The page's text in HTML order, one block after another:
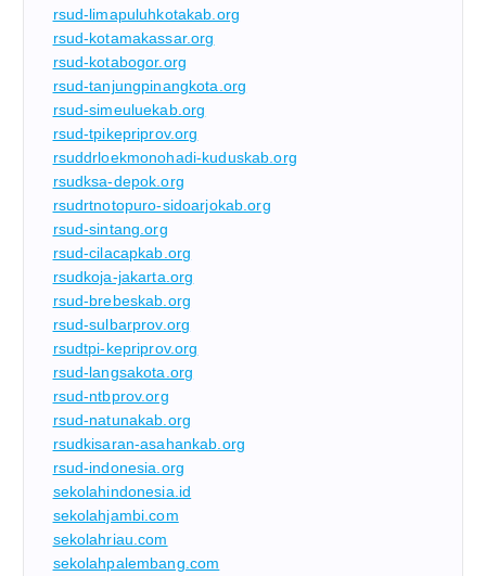
rsud-limapuluhkotakab.org
rsud-kotamakassar.org
rsud-kotabogor.org
rsud-tanjungpinangkota.org
rsud-simeuluekab.org
rsud-tpikepriprov.org
rsuddrloekmonohadi-kuduskab.org
rsudksa-depok.org
rsudrtnotopuro-sidoarjokab.org
rsud-sintang.org
rsud-cilacapkab.org
rsudkoja-jakarta.org
rsud-brebeskab.org
rsud-sulbarprov.org
rsudtpi-kepriprov.org
rsud-langsakota.org
rsud-ntbprov.org
rsud-natunakab.org
rsudkisaran-asahankab.org
rsud-indonesia.org
sekolahindonesia.id
sekolahjambi.com
sekolahriau.com
sekolahpalembang.com